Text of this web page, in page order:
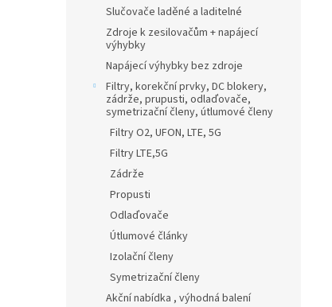
Slučovače laděné a laditelné
Zdroje k zesilovačům + napájecí
výhybky
Napájecí výhybky bez zdroje
Filtry, korekční prvky, DC blokery,
zádrže, prupusti, odlaďovače,
symetrizační členy, útlumové členy
Filtry O2, UFON, LTE, 5G
Filtry LTE,5G
Zádrže
Propusti
Odlaďovače
Útlumové články
Izolační členy
Symetrizační členy
Akční nabídka , výhodná balení